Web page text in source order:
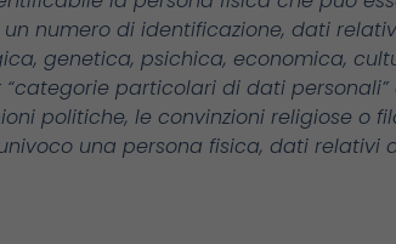
numero di identificazione, dati
genetica, psichica, economica,
“categorie particolari di dati
politiche, le convinzioni religiose
una persona fisica, dati relativi